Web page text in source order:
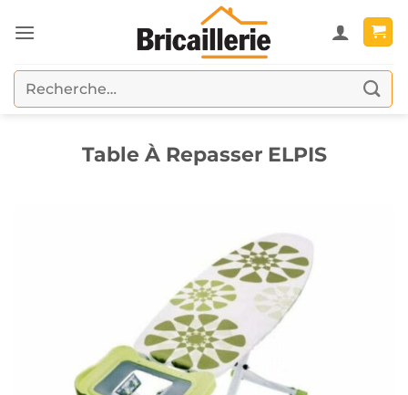
au
Recherche
pour :
Table À Repasser ELPIS